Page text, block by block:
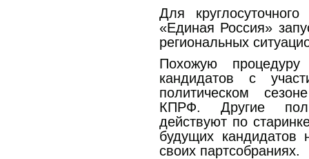
Для
«Единая Россия»
региональных
Похожую
кандидатов с
политическом
КПРФ. Другие
действуют по
будущих
своих партсобраниях.